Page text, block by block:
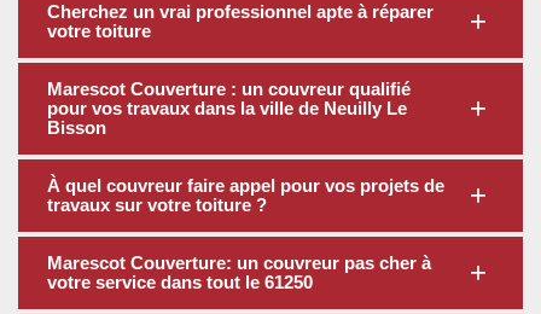
Cherchez un vrai professionnel apte à réparer
votre toiture
Marescot Couverture : un couvreur qualifié
pour vos travaux dans la ville de Neuilly Le
Bisson
À quel couvreur faire appel pour vos projets de
travaux sur votre toiture ?
Marescot Couverture: un couvreur pas cher à
votre service dans tout le 61250